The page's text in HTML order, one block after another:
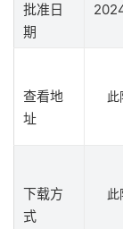
批准日
期
查看地
址
此
下载方
式
此